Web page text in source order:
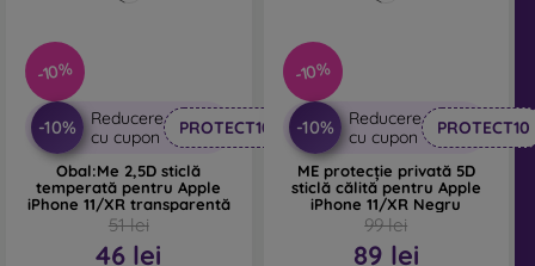
-10%
-10%
Reducere
cu cupon
PROTECT10
Obal:Me 2,5D sticlă
temperată pentru Apple
iPhone 11/XR transparentă
51 lei
46 lei
-10%
-10%
Reducere
cu cupon
PROTECT10
ME protecție privată 5D
sticlă călită pentru Apple
iPhone 11/XR Negru
99 lei
89 lei